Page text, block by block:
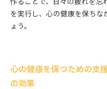
を実行し、心の健康を保ちな
ょう。
心の健康を保つための支
の効果